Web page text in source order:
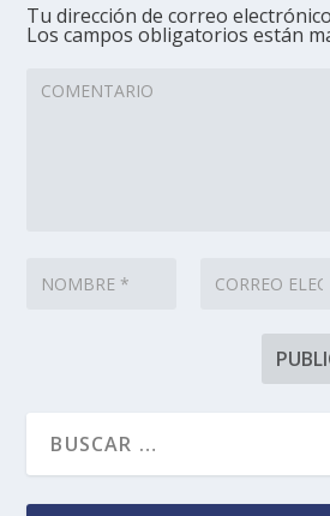
Tu dirección de correo
Los campos obligatorios están